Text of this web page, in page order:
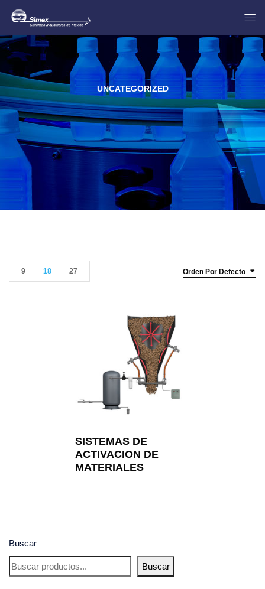
UNCATEGORIZED
Buscar
Buscar
Orden Por Defecto
9 18 27
SISTEMAS DE
ACTIVACION DE
MATERIALES